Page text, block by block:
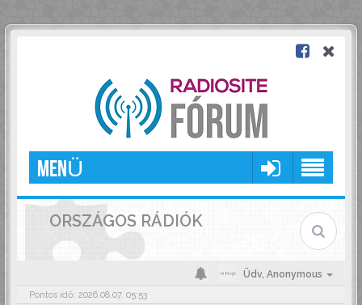
MENÜ
ORSZÁGOS RÁDIÓK
Üdv, Anonymous
Pontos idő: 2026.08.07. 05:53